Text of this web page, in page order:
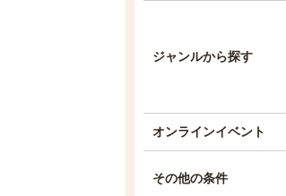
ジャンルから探す
オンラインイベント
その他の条件